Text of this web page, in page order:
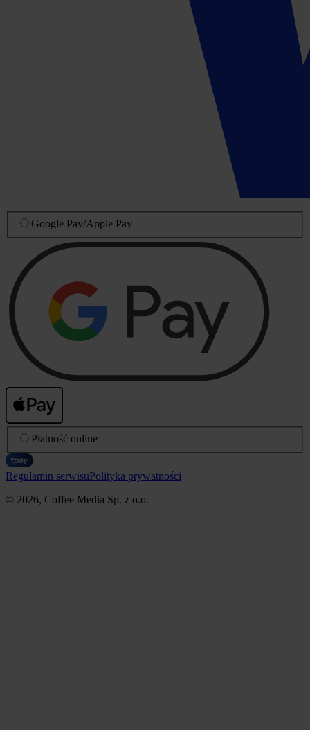
Google Pay/Apple Pay
Płatność online
Regulamin serwisuPolityka prywatności
© 2026, Coffee Media Sp. z o.o.